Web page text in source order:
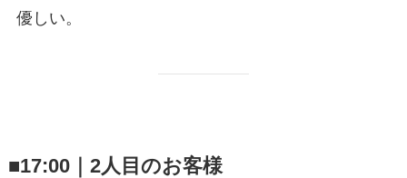
優しい。
■17:00｜2人目のお客様